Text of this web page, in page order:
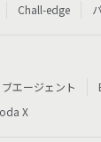
Chall-edge
エージェント
X